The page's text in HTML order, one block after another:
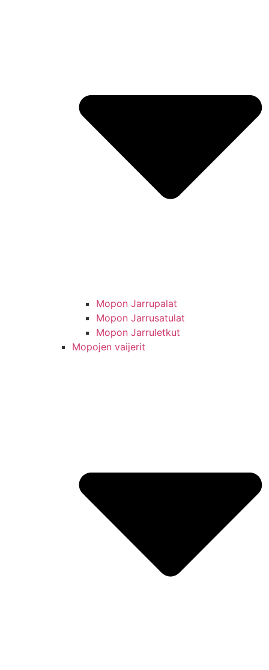
Mopon Jarrupalat
Mopon Jarrusatulat
Mopon Jarruletkut
Mopojen vaijerit